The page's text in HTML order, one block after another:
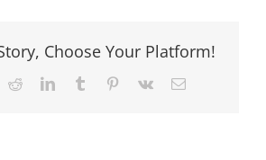
Choose Your Platform!
RedditLinkedInTumblr Pinterest
Vk Email